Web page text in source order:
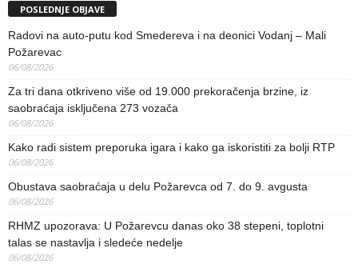
POSLEDNJE OBJAVE
Radovi na auto-putu kod Smedereva i na deonici Vodanj – Mali
Požarevac
06/08/2026
Za tri dana otkriveno više od 19.000 prekoračenja brzine, iz
saobraćaja isključena 273 vozača
06/08/2026
Kako radi sistem preporuka igara i kako ga iskoristiti za bolji RTP
06/08/2026
Obustava saobraćaja u delu Požarevca od 7. do 9. avgusta
06/08/2026
RHMZ upozorava: U Požarevcu danas oko 38 stepeni, toplotni
talas se nastavlja i sledeće nedelje
06/08/2026